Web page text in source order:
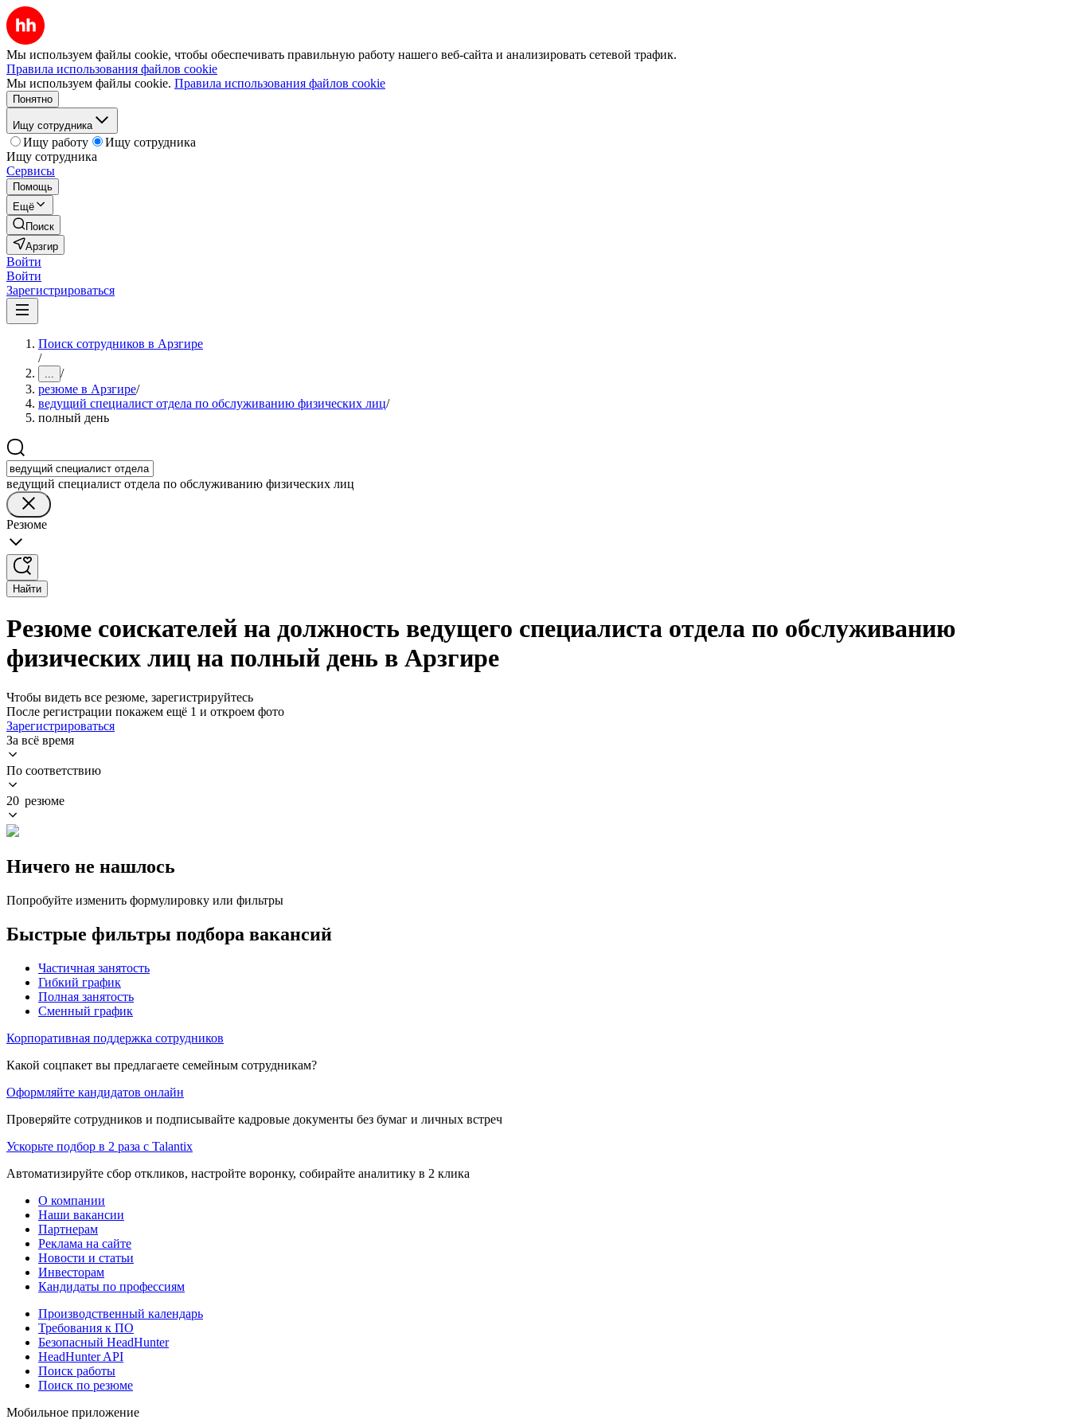
Мы используем файлы cookie, чтобы обеспечивать правильную работу нашего веб-сайта и анализировать сетевой трафик.
Правила использования файлов cookie
Мы используем файлы cookie. Правила использования файлов cookie
Понятно
Ищу сотрудника
Ищу работу
Ищу сотрудника
Ищу сотрудника
Сервисы
Помощь
Ещё
Поиск
Арзгир
Войти
Войти
Зарегистрироваться
Поиск сотрудников в Арзгире
/
... /
резюме в Арзгире/
ведущий специалист отдела по обслуживанию физических лиц/
полный день
ведущий специалист отдела по обслуживанию физических лиц
Резюме
Найти
Резюме соискателей на должность ведущего специалиста отдела по обслуживанию
физических лиц на полный день в Арзгире
Чтобы видеть все резюме, зарегистрируйтесь
После регистрации покажем ещё 1 и откроем фото
Зарегистрироваться
За всё время
По соответствию
20 резюме
Ничего не нашлось
Попробуйте изменить формулировку или фильтры
Быстрые фильтры подбора вакансий
Частичная занятость
Гибкий график
Полная занятость
Сменный график
Корпоративная поддержка сотрудников
Какой соцпакет вы предлагаете семейным сотрудникам?
Оформляйте кандидатов онлайн
Проверяйте сотрудников и подписывайте кадровые документы без бумаг и личных встреч
Ускорьте подбор в 2 раза с Talantix
Автоматизируйте сбор откликов, настройте воронку, собирайте аналитику в 2 клика
О компании
Наши вакансии
Партнерам
Реклама на сайте
Новости и статьи
Инвесторам
Кандидаты по профессиям
Производственный календарь
Требования к ПО
Безопасный HeadHunter
HeadHunter API
Поиск работы
Поиск по резюме
Мобильное приложение